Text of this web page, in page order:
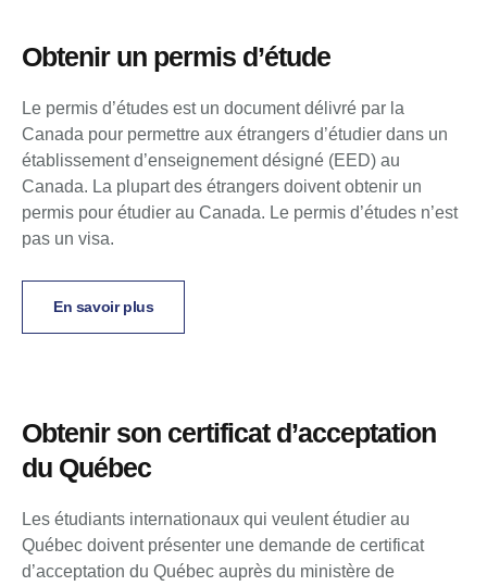
Obtenir un permis d’étude
Le permis d’études est un document délivré par la
Canada pour permettre aux étrangers d’étudier dans un
établissement d’enseignement désigné (EED) au
Canada. La plupart des étrangers doivent obtenir un
permis pour étudier au Canada. Le permis d’études n’est
pas un visa.
En savoir plus
Obtenir son certificat d’acceptation
du Québec
Les étudiants internationaux qui veulent étudier au
Québec doivent présenter une demande de certificat
d’acceptation du Québec auprès du ministère de